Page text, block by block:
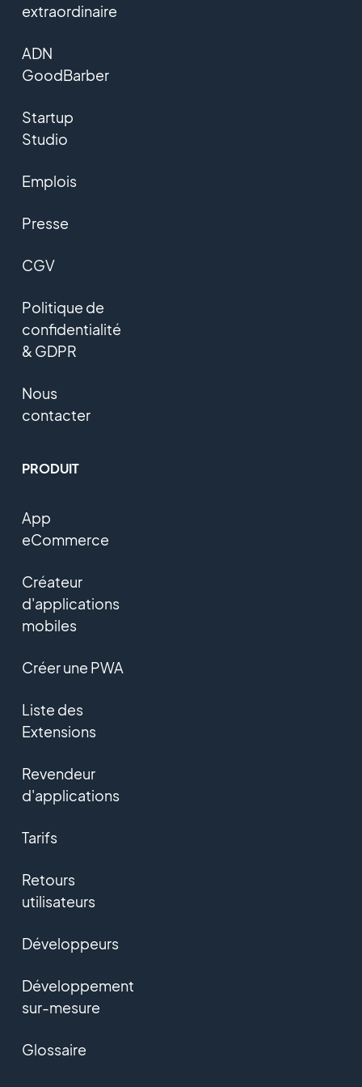
extraordinaire
ADN
GoodBarber
Startup
Studio
Emplois
Presse
CGV
Politique de
confidentialité
& GDPR
Nous
contacter
PRODUIT
App
eCommerce
Créateur
d'applications
mobiles
Créer une PWA
Liste des
Extensions
Revendeur
d'applications
Tarifs
Retours
utilisateurs
Développeurs
Développement
sur-mesure
Glossaire